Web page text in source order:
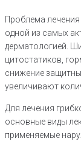
Проблема
одной из самых
дерматологией.
цитостатиков,
снижение
увеличивают
Для лечения
основные виды
применяемые